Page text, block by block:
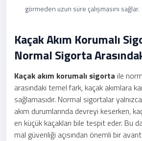
görmeden uzun süre çalışmasını sağlar.
Kaçak Akım Korumalı
Normal Sigorta
Kaçak akım korumalı sigorta ile
arasındaki temel fark, kaçak akımlara
sağlamasıdır. Normal sigortalar
akım durumlarında devreyi keserken,
en küçük kaçakları bile tespit eder. Bu
mal güvenliği açısından önemli bir